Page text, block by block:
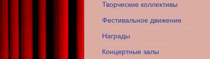
Творческие коллективы
Фестивальное движение
Награды
Концертные залы